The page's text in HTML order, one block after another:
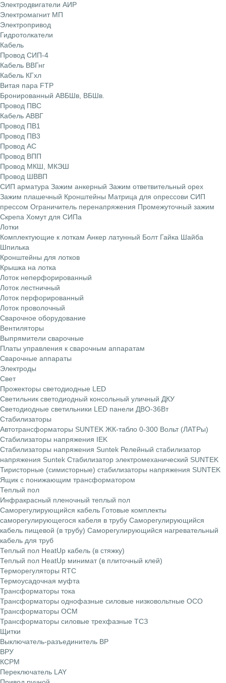
Электродвигатели АИР
Электромагнит МП
Электропривод
Гидротолкатели
Кабель
Провод СИП-4
Кабель ВВГнг
Кабель КГхл
Витая пара FTP
Бронированный АВБШв, ВБШв.
Провод ПВС
Кабель АВВГ
Провод ПВ1
Провод ПВ3
Провод АС
Провод ВПП
Провод МКШ, МКЭШ
Провод ШВВП
СИП арматура Зажим анкерный Зажим ответвительный орех
Зажим плашечный Кронштейны Матрица для опрессови СИП
прессом Ограничитель перенапряжения Промежуточный зажим
Скрепа Хомут для СИПа
Лотки
Комплектующие к лоткам Анкер латунный Болт Гайка Шайба
Шпилька
Кронштейны для лотков
Крышка на лотка
Лоток неперфорированный
Лоток лестничный
Лоток перфорированный
Лоток проволочный
Сварочное оборудование
Вентиляторы
Выпрямители сварочные
Платы управления к сварочным аппаратам
Сварочные аппараты
Электроды
Свет
Прожекторы светодиодные LED
Светильник светодиодный консольный уличный ДКУ
Светодиодные светильники LED панели ДВО-36Вт
Стабилизаторы
Автотрансформаторы SUNTEK ЖК-табло 0-300 Вольт (ЛАТРы)
Стабилизаторы напряжения IEK
Стабилизаторы напряжения Suntek Релейный стабилизатор
напряжения Suntek Стабилизатор электромеханический SUNTEK
Тиристорные (симисторные) стабилизаторы напряжения SUNTEK
Ящик с понижающим трансформатором
Теплый пол
Инфракрасный пленочный теплый пол
Саморегулирующийся кабель Готовые комплекты
саморегулирующегося кабеля в трубу Саморегулирующийся
кабель пищевой (в трубу) Саморегулирующийся нагревательный
кабель для труб
Теплый пол HeatUp кабель (в стяжку)
Теплый пол HeatUp минимат (в плиточный клей)
Терморегуляторы RTC
Термоусадочная муфта
Трансформаторы тока
Трансформаторы однофазные силовые низковольтные ОСО
Трансформаторы ОСМ
Трансформаторы силовые трехфазные ТСЗ
Щитки
Выключатель-разъединитель ВР
ВРУ
КСРМ
Переключатель LAY